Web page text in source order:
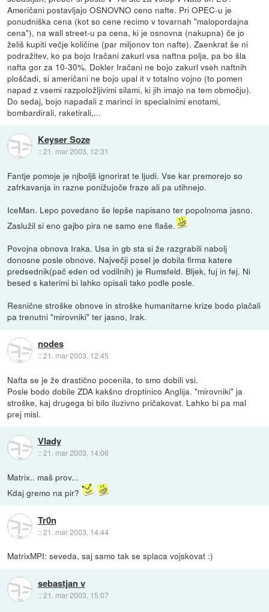
Američani postavljajo OSNOVNO ceno nafte. Pri OPEC-u je
ponudniška cena (kot so cene recimo v tovarnah "malopordajna
cena"), na wall street-u pa cena, ki je osnovna (nakupna) če jo
želiš kupiti večje količine (par miljonov ton nafte). Zaenkrat še ni
podražitev, ko pa bojo Iračani zakurl vsa naftna polja, pa bo šla
nafta gor za 10-30%. Dokler Iračani ne bojo zakurl vseh naftnih
ploščadi, si američani ne bojo upal it v totalno vojno (to pomen
napad z vsemi razpoložljivimi silami, ki jih imajo na tem območju).
Do sedaj, bojo napadali z marinci in specialnimi enotami,
bombardirali, raketirali,...
Keyser Soze
::21. mar 2003, 12:31
Fantje pomoje je njboljš ignorirat te ljudi. Vse kar premorejo so
zafrkavanja in razne ponižujoče fraze ali pa utihnejo.
IceMan. Lepo povedano še lepše napisano ter popolnoma jasno.
Zaslužil si eno gajbo pira ne samo ene flaše.
Povojna obnova Iraka. Usa in gb sta si že razgrabili nabolj
donosne posle obnove. Največji posel je dobila firma katere
predsednik(pač eden od vodilnih) je Rumsfeld. Bljek, fuj in fej. Ni
besed s katerimi bi lahko opisali tako podle posle.
Resnične stroške obnove in stroške humanitarne krize bodo plačali
pa trenutni "mirovniki" ter jasno, Irak.
nodes
::21. mar 2003, 12:45
Nafta se je že drastično pocenila, to smo dobili vsi.
Posle bodo dobile ZDA kakšno droptinico Anglija. "mirovniki" ja
stroške, kaj drugega bi bilo iluzivno pričakovat. Lahko bi pa mal
prej misl.
Vlady
::21. mar 2003, 14:06
Matrix.. maš prov...
Kdaj gremo na pir?
Tr0n
::21. mar 2003, 14:44
MatrixMPI: seveda, saj samo tak se splaca vojskovat :)
sebastjan v
::21. mar 2003, 15:07